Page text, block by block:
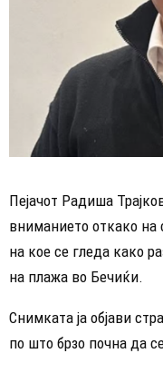
Пејачот Радиша
вниманието откако на
на кое се гледа како
на плажа во Бечиќи.
Снимката ја објави
по што брзо почна да